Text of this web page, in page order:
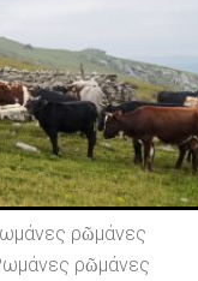
ρῶμάνες
ρῶμάνες